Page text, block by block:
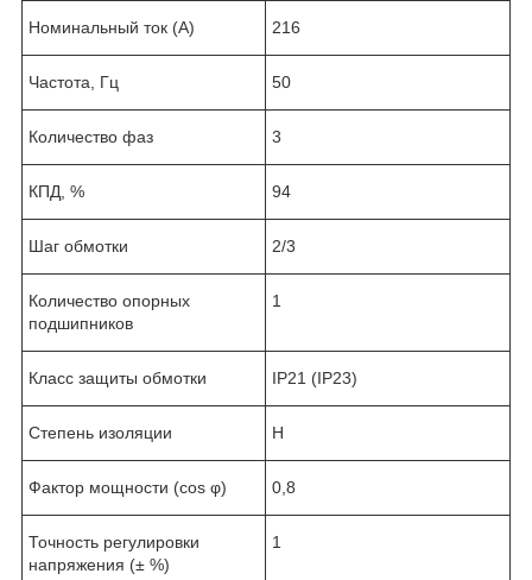
Номинальный ток (А) 216
Частота, Гц 50
Количество фаз 3
КПД, % 94
Шаг обмотки 2/3
Количество опорных
подшипников
1
Класс защиты обмотки IP21 (IP23)
Степень изоляции Н
Фактор мощности (cos φ) 0,8
Точность регулировки
напряжения (± %)
1